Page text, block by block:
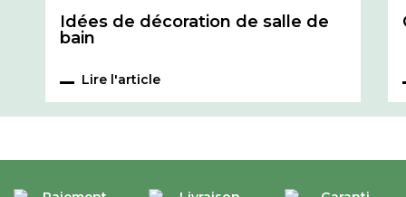
Idées de décoration de salle de
bain
Lire l'article